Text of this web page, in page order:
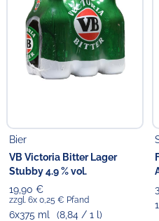
Bier
VB Victoria Bitter Lager
Stubby 4.9 % vol.
19,90 €
zzgl. 6x 0,25 € Pfand
6x375 ml (8,84 / 1 l)